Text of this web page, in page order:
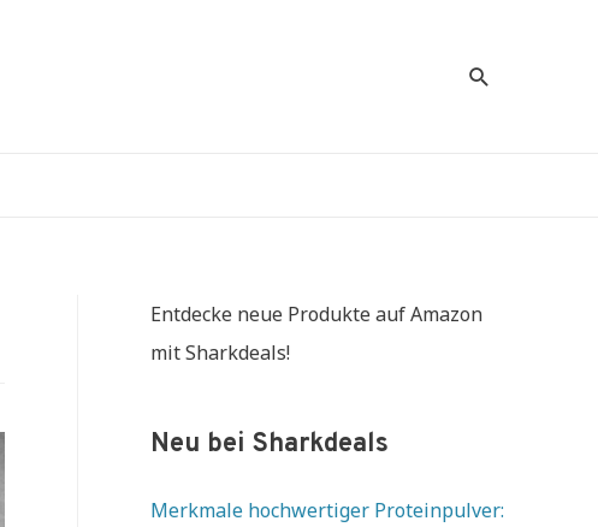
Suche
Entdecke neue Produkte auf Amazon
mit Sharkdeals!
Neu bei Sharkdeals
Merkmale hochwertiger Proteinpulver: